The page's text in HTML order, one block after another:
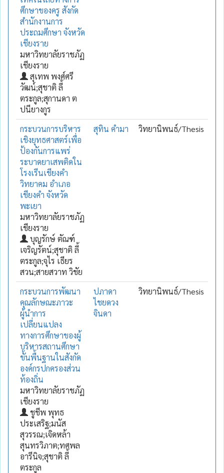
ศึกษาของครู สังกัด
สำนักงานการ
ประถมศึกษา จังหวัด
เชียงราย
มหาวิทยาลัยราชภัฏ
เชียงราย
สุเทพ พงศ์ศรี
วัฒน์;สุชาติ ลี้
ตระกูล;สุกานดา ต
ปนียางกูร
กระบวนการบริหาร
เชิงยุทธศาสตร์เพื่อ
ป้องกันการแพร่
ระบาดยาเสพติดใน
โรงเรีนเชียงคำ
วิทยาคม อำเภอ
เชียงคำ จังหวัด
พะเยา
มหาวิทยาลัยราชภัฏ
เชียงราย
บุญรักษ์ ตัณฑ์
เจริญรัตน์;สุชาติ ลี้
ตระกูล;จุไร เธียร
สวน;สายสวาท วิชัย
สุทิน คำมา วิทยานิพนธ์/Thesis
กระบวนการพัฒนา
คุณลักษณะภาวะ
ผู้นำการ
เปลี่ยนแปลง
ทางการศึกษาของผู้
บริหารสถานศึกษา
ขั้นพื้นฐานในสังกัด
องค์กรปกครองส่วน
ท้องถิ่น
มหาวิทยาลัยราชภัฏ
เชียงราย
ชูชีพ พุทธ
ประเสริฐ;มนัส
สุวรรณ;เจิดหล้า
สุนทรวิภาต;ทศพล
อารีนิจ;สุชาติ ลี้
ตระกูล
ปภาดา
ไชยดวง
จินดา
วิทยานิพนธ์/Thesis